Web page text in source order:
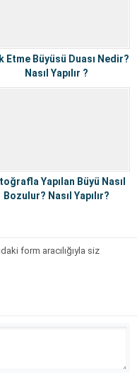
Etme Büyüsü Duası Nedir?
Nasıl Yapılır ?
Yapılan Büyü Nasıl
Bozulur? Nasıl Yapılır?
form aracılığıyla siz